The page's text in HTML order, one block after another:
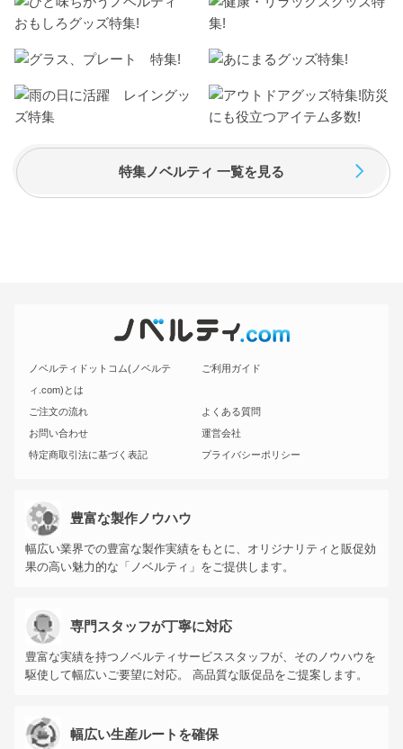
特集ノベルティ 一覧を見る
ノベルティドットコム(ノベルテ
ィ.com)とは
ご利用ガイド
ご注文の流れ
よくある質問
お問い合わせ
運営会社
特定商取引法に基づく表記
プライバシーポリシー
豊富な製作ノウハウ
幅広い業界での豊富な製作実績をもとに、オリジナリティと販促効
果の高い魅力的な「ノベルティ」をご提供します。
専門スタッフが丁寧に対応
豊富な実績を持つノベルティサービススタッフが、そのノウハウを
駆使して幅広いご要望に対応。 高品質な販促品をご提案します。
幅広い生産ルートを確保